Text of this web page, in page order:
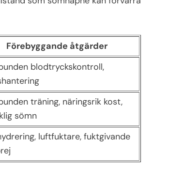
Förebyggande åtgärder
blodtryckskontroll,
träning, näringsrik kost,
sömn
luftfuktare, fuktgivande